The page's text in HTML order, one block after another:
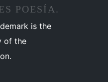
POESÍA.
is the
of the